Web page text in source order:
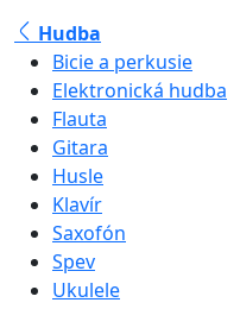
Hudba
Bicie a perkusie
Elektronická hudba
Flauta
Gitara
Husle
Klavír
Saxofón
Spev
Ukulele